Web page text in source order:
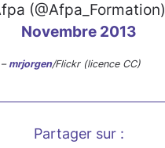
(@Afpa_Formation)
Novembre 2013
mrjorgen/Flickr (licence CC)
Partager sur :